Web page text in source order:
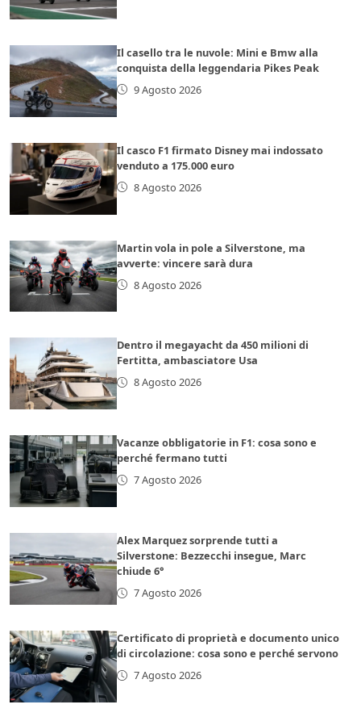
Il casello tra le nuvole: Mini e Bmw alla
conquista della leggendaria Pikes Peak
9 Agosto 2026
Il casco F1 firmato Disney mai indossato
venduto a 175.000 euro
8 Agosto 2026
Martin vola in pole a Silverstone, ma
avverte: vincere sarà dura
8 Agosto 2026
Dentro il megayacht da 450 milioni di
Fertitta, ambasciatore Usa
8 Agosto 2026
Vacanze obbligatorie in F1: cosa sono e
perché fermano tutti
7 Agosto 2026
Alex Marquez sorprende tutti a
Silverstone: Bezzecchi insegue, Marc
chiude 6°
7 Agosto 2026
Certificato di proprietà e documento unico
di circolazione: cosa sono e perché servono
7 Agosto 2026